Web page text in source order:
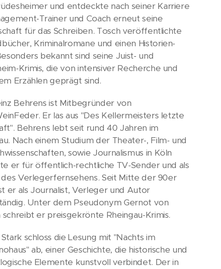
und entdeckte nach seiner Karriere
Trainer und Coach erneut seine
für das Schreiben. Tosch veröffentlichte
Kriminalromane und einen Historien-
bekannt sind seine Juist- und
Krimis, die von intensiver Recherche und
Erzählen geprägt sind.
Behrens ist Mitbegründer von
Er las aus "Des Kellermeisters letzte
Behrens lebt seit rund 40 Jahren im
Nach einem Studium der Theater-, Film- und
sowie Journalismus in Köln
er für öffentlich-rechtliche TV-Sender und als
des Verlegerfernsehens. Seit Mitte der 90er
er als Journalist, Verleger und Autor
Unter dem Pseudonym Gernot von
schreibt er preisgekrönte Rheingau-Krimis.
schloss die Lesung mit "Nachts im
ab, einer Geschichte, die historische und
Elemente kunstvoll verbindet. Der in